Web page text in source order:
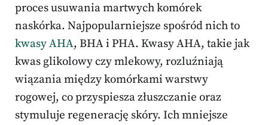
proces usuwania martwych komórek
naskórka. Najpopularniejsze spośród nich to
kwasy AHA, BHA i PHA. Kwasy AHA, takie jak
kwas glikolowy czy mlekowy, rozluźniają
wiązania między komórkami warstwy
rogowej, co przyspiesza złuszczanie oraz
stymuluje regenerację skóry. Ich mniejsze